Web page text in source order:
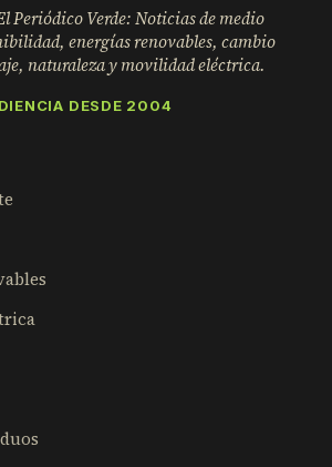
Periódico Verde: Noticias de medio
energías renovables, cambio
naturaleza y movilidad eléctrica.
DESDE 2004